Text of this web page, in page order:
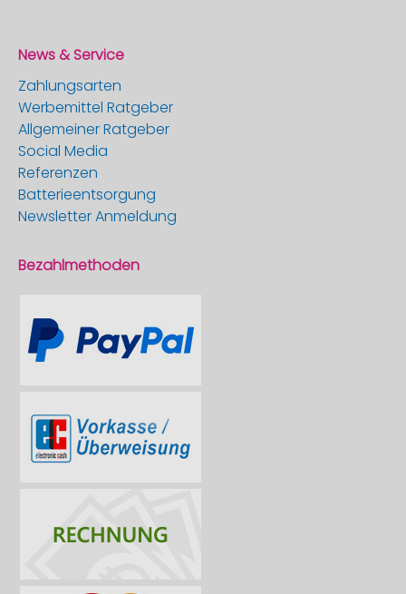
News & Service
Zahlungsarten
Werbemittel Ratgeber
Allgemeiner Ratgeber
Social Media
Referenzen
Batterieentsorgung
Newsletter Anmeldung
Bezahlmethoden